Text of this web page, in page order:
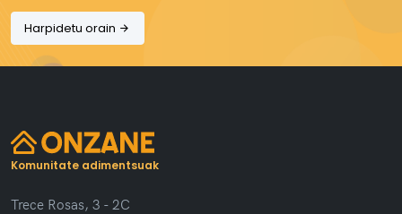
Harpidetu orain
Komunitate adimentsuak
Trece Rosas, 3 - 2C